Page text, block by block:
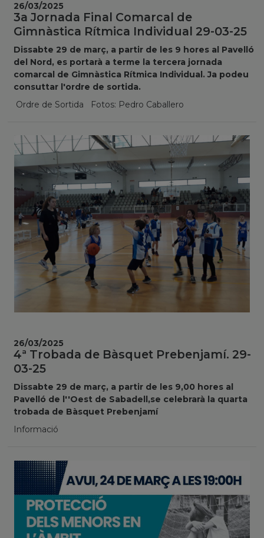
3a Jornada Final Comarcal de
Gimnàstica Rítmica Individual 29-03-25
Dissabte 29 de març, a partir de les 9 hores al Pavelló
del Nord, es portarà a terme la tercera jornada
comarcal de Gimnàstica Rítmica Individual. Ja podeu
consuttar l'ordre de sortida.
Ordre de Sortida Fotos: Pedro Caballero
26/03/2025
4ª Trobada de Bàsquet Prebenjamí. 29-
03-25
Dissabte 29 de març, a partir de les 9,00 hores al
Pavelló de l''Oest de Sabadell,se celebrarà la quarta
trobada de Bàsquet Prebenjamí
Informació
26/03/2025